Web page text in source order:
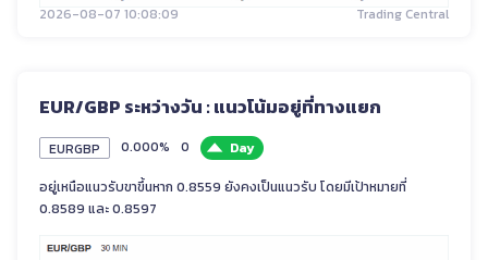
2026-08-07 10:08:09 Trading Central
EUR/GBP ระหว่างวัน : แนวโน้มอยู่ที่ทางแยก
EURGBP 0.000% 0
Day
อยู่เหนือแนวรับขาขึ้นหาก 0.8559 ยังคงเป็นแนวรับ โดยมีเป้าหมายที่
0.8589 และ 0.8597